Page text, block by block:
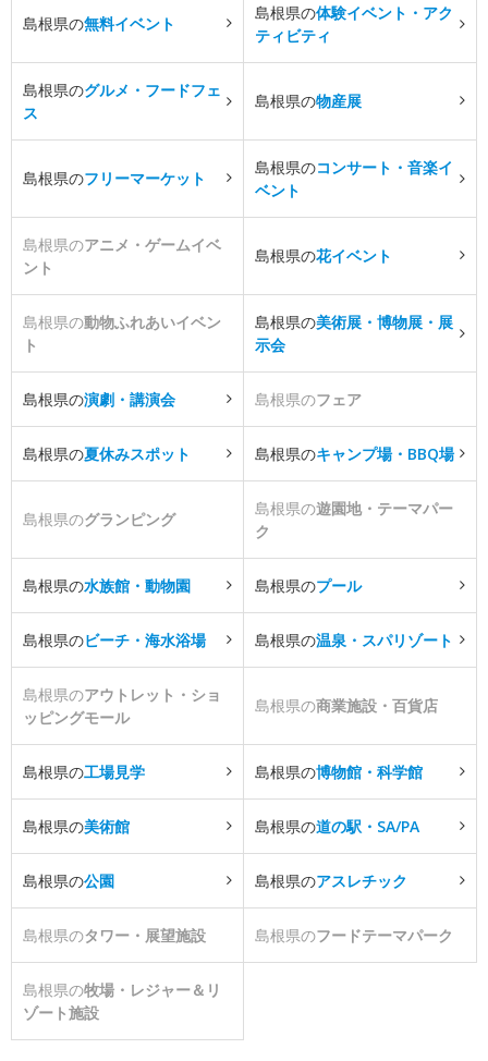
島根県の無料イベント
島根県の体験イベント・アク
ティビティ
島根県のグルメ・フードフェ
ス
島根県の物産展
島根県のフリーマーケット
島根県のコンサート・音楽イ
ベント
島根県のアニメ・ゲームイベ
ント
島根県の花イベント
島根県の動物ふれあいイベン
ト
島根県の美術展・博物展・展
示会
島根県の演劇・講演会 島根県のフェア
島根県の夏休みスポット 島根県のキャンプ場・BBQ場
島根県のグランピング
島根県の遊園地・テーマパー
ク
島根県の水族館・動物園 島根県のプール
島根県のビーチ・海水浴場 島根県の温泉・スパリゾート
島根県のアウトレット・ショ
ッピングモール
島根県の商業施設・百貨店
島根県の工場見学 島根県の博物館・科学館
島根県の美術館 島根県の道の駅・SA/PA
島根県の公園 島根県のアスレチック
島根県のタワー・展望施設 島根県のフードテーマパーク
島根県の牧場・レジャー＆リ
ゾート施設